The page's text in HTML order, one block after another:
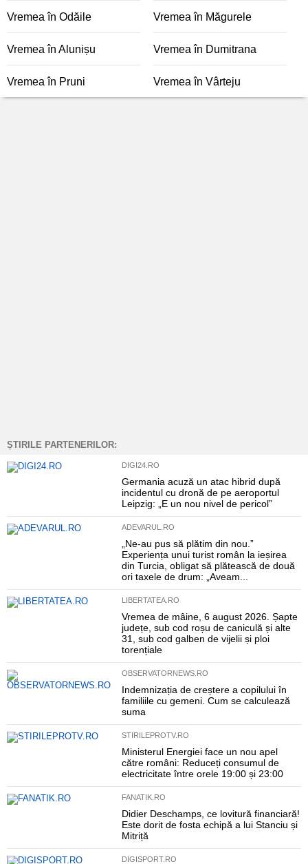
Vremea în Odăile Vremea în Măgurele
Vremea în Alunișu Vremea în Dumitrana
Vremea în Pruni Vremea în Vârteju
ȘTIRILE PARTENERILOR:
DIGI24.RO
Germania acuză un atac hibrid după
incidentul cu dronă de pe aeroportul
Leipzig: „E un nou nivel de pericol”
ADEVARUL.RO
„Ne-au pus să plătim din nou.”
Experiența unui turist român la ieșirea
din Turcia, obligat să plătească de două
ori taxele de drum: „Aveam...
LIBERTATEA.RO
Vremea de mâine, 6 august 2026. Șapte
județe, sub cod roșu de caniculă și alte
31, sub cod galben de vijelii și ploi
torențiale
OBSERVATORNEWS.RO
Indemnizația de creștere a copilului în
familiile cu gemeni. Cum se calculează
suma
STIRILEPROTV.RO
Ministerul Energiei face un nou apel
către români: Reduceți consumul de
electricitate între orele 19:00 și 23:00
FANATIK.RO
Didier Deschamps, ce lovitură financiară!
Este dorit de fosta echipă a lui Stanciu și
Mitriță
DIGISPORT.RO